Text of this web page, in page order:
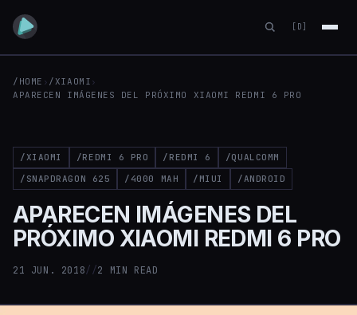
[D]
/HOME › /XIAOMI ›
APARECEN IMÁGENES DEL PRÓXIMO XIAOMI REDMI 6 PRO
/XIAOMI /REDMI 6 PRO /REDMI 6
/QUALCOMM
/SNAPDRAGON 625
/4000 MAH /MIUI /ANDROID
APARECEN IMÁGENES DEL
PRÓXIMO XIAOMI REDMI 6 PRO
21 JUN. 2018//2 MIN READ